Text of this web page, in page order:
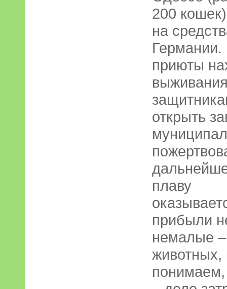
200
на
Германии.
приюты
открыть
плаву
прибыли
немалые
понимаем,